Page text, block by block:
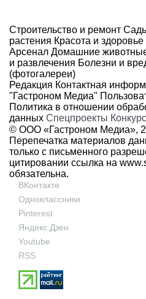
Строительство и ремонт
растения Красота и здоровье
Арсенал Домашние
и развлечения Болезни и
(фотогалереи)
Редакция Контактная
"Гастроном Медиа"
Политика в отношении
данных Спецпроекты
© ООО «Гастроном Медиа»,
Перепечатка материалов
только с письменного
цитировании ссылка на
обязательна.
ВКонтакте
Одноклассники
Pinterest
Яндекс Дзен
Youtube
RSS